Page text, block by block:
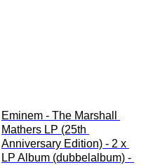
Eminem - The Marshall
Mathers LP (25th
Anniversary Edition) - 2 x
LP Album (dubbelalbum) -